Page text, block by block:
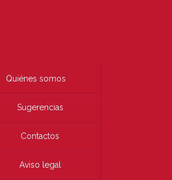
Quiénes somos
Sugerencias
Contactos
Aviso legal